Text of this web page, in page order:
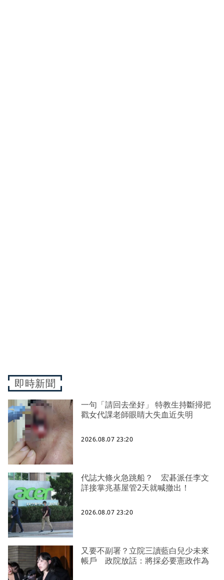
即時新聞
一句「請回去坐好」 特教生持斷掃把
戳女代課老師眼睛大失血近失明
2026.08.07 23:20
代誌大條火急跳船？ 宏碁派任李文
詳接掌兆基屋管2天就喊撤出！
2026.08.07 23:20
又要不副署？立院三讀藍白兒少未來
帳戶 政院放話：將採必要憲政作為